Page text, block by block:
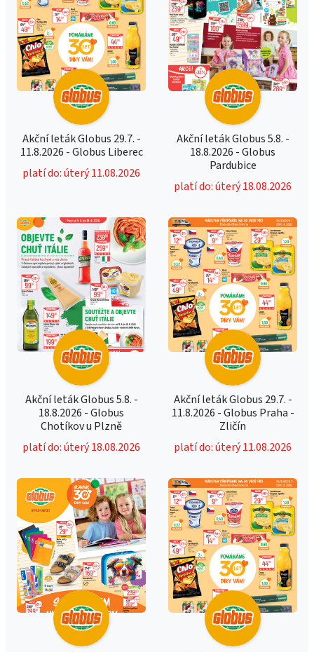
Akční leták Globus 29.7. -
11.8.2026 - Globus Liberec
platí do: úterý 11.08.2026
Akční leták Globus 5.8. -
18.8.2026 - Globus
Pardubice
platí do: úterý 18.08.2026
Akční leták Globus 5.8. -
18.8.2026 - Globus
Chotíkov u Plzně
platí do: úterý 18.08.2026
Akční leták Globus 29.7. -
11.8.2026 - Globus Praha -
Zličín
platí do: úterý 11.08.2026